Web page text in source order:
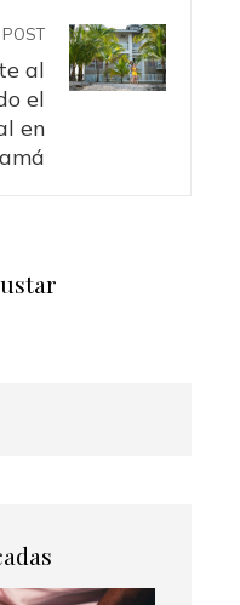
al
el
en